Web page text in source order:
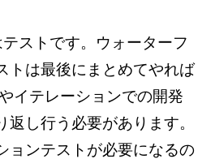
ストです。ウォーターフ
トは最後にまとめてやれば
イテレーションでの開発
返し行う必要があります。
ョンテストが必要になるの